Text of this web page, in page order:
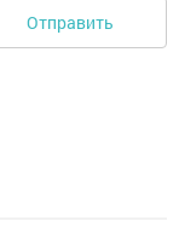
Отправить